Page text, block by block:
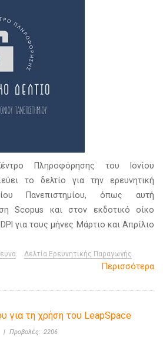
Πληροφόρησης του Ιονίου
το δελτίο για την ερευνητική
Πανεπιστημίου, όπως αυτή
Scopus και στον εκδοτικό οίκο
για τους μήνες Μάρτιο και Απρίλιο
Δελτία Ερευνητικής Παραγωγής
Περισσότερα
για τη χρήση του LeapSpace
| Προβολές: 2206